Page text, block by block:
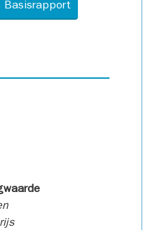
Basisrapport